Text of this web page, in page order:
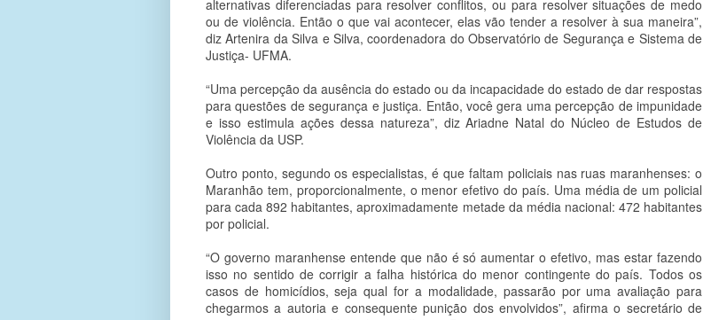
alternativas diferenciadas para resolver conflitos, ou para resolver situações de medo
ou de violência. Então o que vai acontecer, elas vão tender a resolver à sua maneira”,
diz Artenira da Silva e Silva, coordenadora do Observatório de Segurança e Sistema de
Justiça- UFMA.
“Uma percepção da ausência do estado ou da incapacidade do estado de dar respostas
para questões de segurança e justiça. Então, você gera uma percepção de impunidade
e isso estimula ações dessa natureza”, diz Ariadne Natal do Núcleo de Estudos de
Violência da USP.
Outro ponto, segundo os especialistas, é que faltam policiais nas ruas maranhenses: o
Maranhão tem, proporcionalmente, o menor efetivo do país. Uma média de um policial
para cada 892 habitantes, aproximadamente metade da média nacional: 472 habitantes
por policial.
“O governo maranhense entende que não é só aumentar o efetivo, mas estar fazendo
isso no sentido de corrigir a falha histórica do menor contingente do país. Todos os
casos de homicídios, seja qual for a modalidade, passarão por uma avaliação para
chegarmos a autoria e consequente punição dos envolvidos”, afirma o secretário de